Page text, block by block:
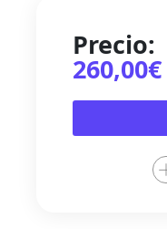
Precio:
260,00€